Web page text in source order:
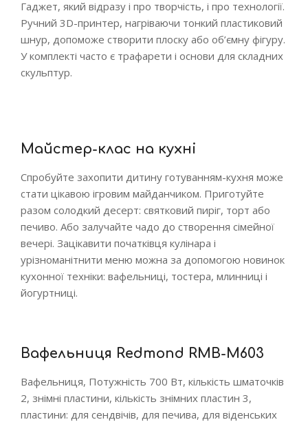
Гаджет, який відразу і про творчість, і про технології.
Ручний 3D-принтер, нагріваючи тонкий пластиковий
шнур, допоможе створити плоску або об’ємну фігуру.
У комплекті часто є трафарети і основи для складних
скульптур.
Майстер-клас на кухні
Спробуйте захопити дитину готуванням-кухня може
стати цікавою ігровим майданчиком. Приготуйте
разом солодкий десерт: святковий пиріг, торт або
печиво. Або залучайте чадо до створення сімейної
вечері. Зацікавити початківця кулінара і
урізноманітнити меню можна за допомогою новинок
кухонної техніки: вафельниці, тостера, млинниці і
йогуртниці.
Вафельниця Redmond RMB-M603
Вафельниця, Потужність 700 Вт, кількість шматочків
2, знімні пластини, кількість знімних пластин 3,
пластини: для сендвічів, для печива, для віденських